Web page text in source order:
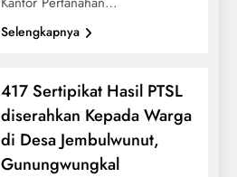
Selengkapnya
417 Sertipikat Hasil PTSL
diserahkan Kepada Warga
di Desa Jembulwunut,
Gunungwungkal